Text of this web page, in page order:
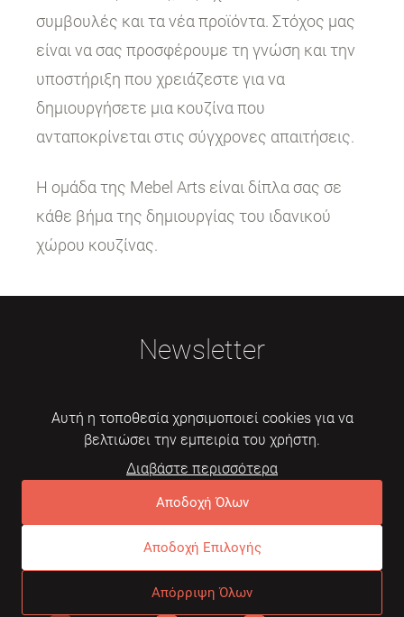
συμβουλές και τα νέα προϊόντα. Στόχος μας
είναι να σας προσφέρουμε τη γνώση και την
υποστήριξη που χρειάζεστε για να
δημιουργήσετε μια κουζίνα που
ανταποκρίνεται στις σύγχρονες απαιτήσεις.
Η ομάδα της Mebel Arts είναι δίπλα σας σε
κάθε βήμα της δημιουργίας του ιδανικού
χώρου κουζίνας.
Newsletter
Εγγραφή
Συχνές ερωτήσειςΌροι χρήσης
Αυτή η τοποθεσία χρησιμοποιεί cookies για να
βελτιώσει την εμπειρία του χρήστη.
Διαβάστε περισσότερα
Αποδοχή Όλων
Αποδοχή Επιλογής
Απόρριψη Όλων